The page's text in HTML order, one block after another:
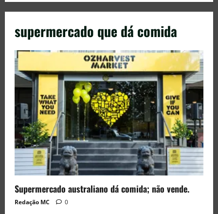
supermercado que dá comida
Supermercado australiano dá comida; não vende.
Redação MC 0